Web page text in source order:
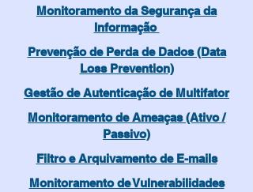
Monitoramento da Segurança da
Informação
Prevenção de Perda de Dados (Data
Loss Prevention)
Gestão de Autenticação de Multifator
Monitoramento de Ameaças (Ativo /
Passivo)
Filtro e Arquivamento de E-mails
Monitoramento de Vulnerabilidades